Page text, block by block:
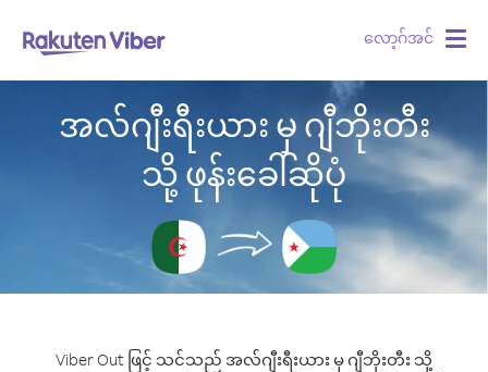
လော့ဂ်အင်
အလ်ဂျီးရီးယား မှ ဂျီဘိုးတီး
သို့ ဖုန်းခေါ်ဆိုပုံ
Viber Out ဖြင့် သင်သည် အလ်ဂျီးရီးယား မှ ဂျီဘိုးတီး သို့